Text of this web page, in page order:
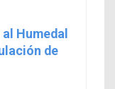
Humedal
de